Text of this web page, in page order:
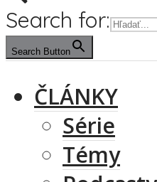
Search for:
Search Button
ČLÁNKY
Série
Témy